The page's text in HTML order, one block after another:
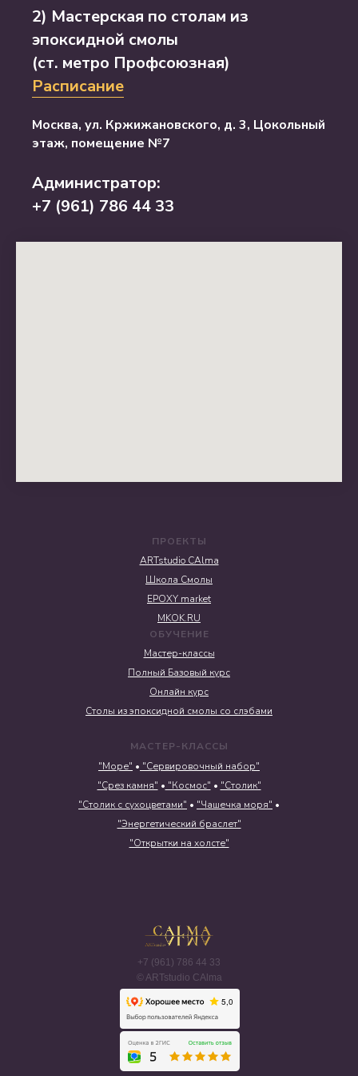
2) Мастерская по столам из
эпоксидной смолы
(ст. метро Профсоюзная)
Расписание
Москва, ул. Кржижановского, д. 3, Цокольный
этаж, помещение №7
Администратор:
+7 (961) 786 44 33
ПРОЕКТЫ
ARTstudio CAlma
Школа Смолы
EPOXY market
MKOK.RU
ОБУЧЕНИЕ
Мастер-классы
Полный Базовый курс
Онлайн курс
Столы из эпоксидной смолы со слэбами
МАСТЕР-КЛАССЫ
© ARTstudio CAlma
+7 (961) 786 44 33
"Море" • "Сервировочный набор"
"Срез камня" • "Космос" • "Столик"
"Столик с сухоцветами" • "Чашечка моря" •
"Энергетический браслет"
"Открытки на холсте"